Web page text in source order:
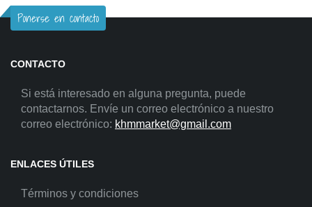
Ponerse en contacto
CONTACTO
Si está interesado en alguna pregunta, puede
contactarnos. Envíe un correo electrónico a nuestro
correo electrónico: khmmarket@gmail.com
ENLACES ÚTILES
Términos y condiciones